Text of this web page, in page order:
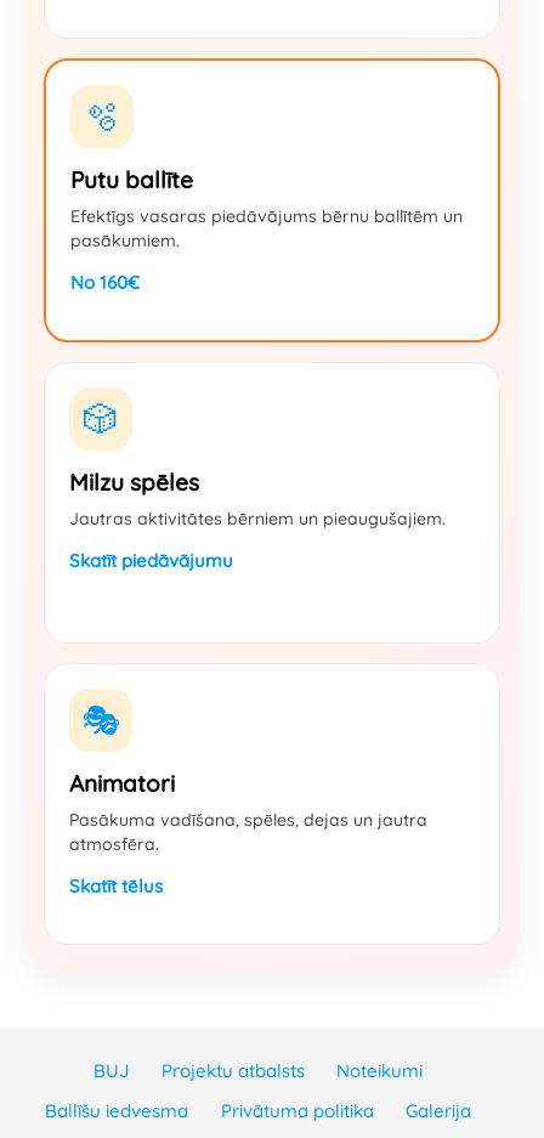
🫧
Putu ballīte
Efektīgs vasaras piedāvājums bērnu ballītēm un
pasākumiem.
No 160€
🎲
Milzu spēles
Jautras aktivitātes bērniem un pieaugušajiem.
Skatīt piedāvājumu
🎭
Animatori
Pasākuma vadīšana, spēles, dejas un jautra
atmosfēra.
Skatīt tēlus
BUJ Projektu atbalsts
Noteikumi
Ballīšu iedvesma
Privātuma politika Galerija